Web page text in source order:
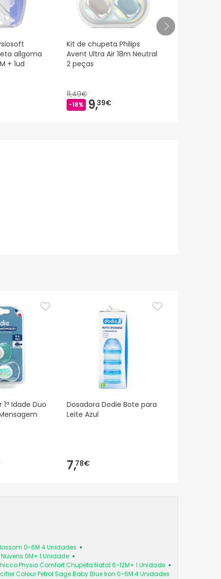
allgoma
+ 1ud
Kit de chupeta Philips
Avent Ultra Air 18m Neutral
2 peças
11,49€
-18% 9,39€
Idade Duo
Dosadora Dodie Bote para
Leite Azul
7,78€
0-6M 4 Unidades
0M+ 1 Unidade
Physio Comfort Chupeta Natal 6-12M+ 1 Unidade
Colour Petrol Sage Baby Blue Iron 0-6M 4 Unidades